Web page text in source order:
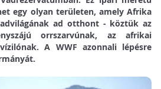
egy olyan területen, amely Afrika
ad otthont - köztük az
orrszarvúnak, az afrikai
A WWF azonnali lépésre